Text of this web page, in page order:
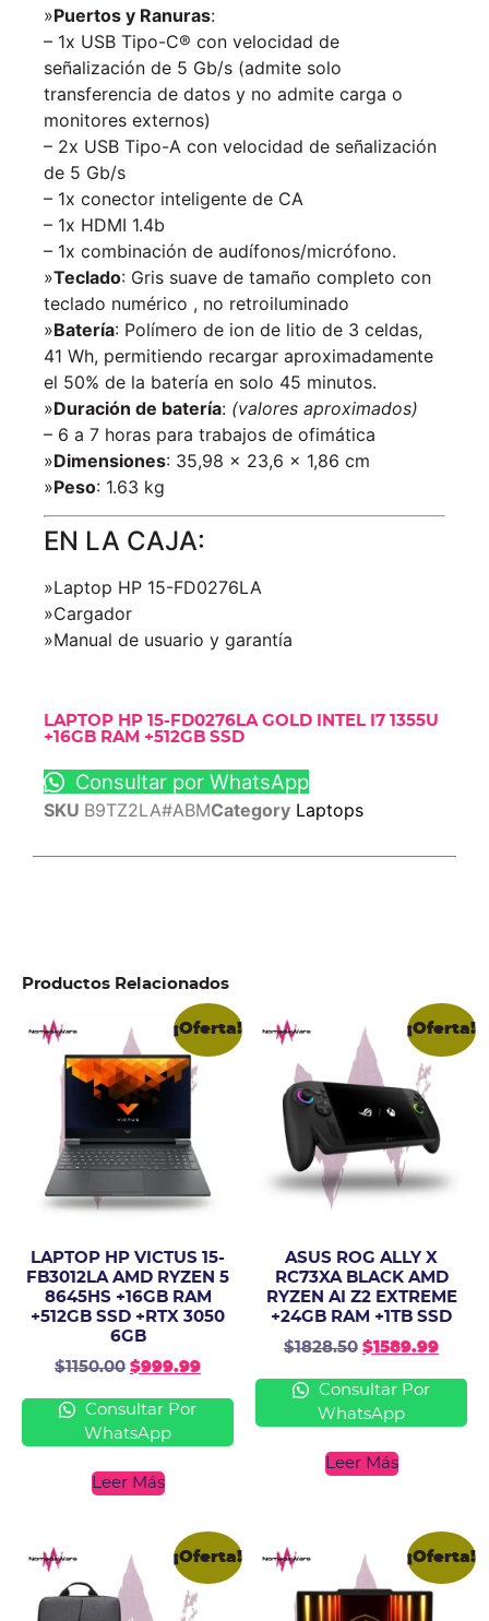
»Puertos y Ranuras:
– 1x USB Tipo-C® con velocidad de
señalización de 5 Gb/s (admite solo
transferencia de datos y no admite carga o
monitores externos)
– 2x USB Tipo-A con velocidad de señalización
de 5 Gb/s
– 1x conector inteligente de CA
– 1x HDMI 1.4b
– 1x combinación de audífonos/micrófono.
»Teclado: Gris suave de tamaño completo con
teclado numérico , no retroiluminado
»Batería: Polímero de ion de litio de 3 celdas,
41 Wh, permitiendo recargar aproximadamente
el 50% de la batería en solo 45 minutos.
»Duración de batería: (valores aproximados)
– 6 a 7 horas para trabajos de ofimática
»Dimensiones: 35,98 x 23,6 x 1,86 cm
»Peso: 1.63 kg
EN LA CAJA:
»Laptop HP 15-FD0276LA
»Cargador
»Manual de usuario y garantía
LAPTOP HP 15-FD0276LA GOLD INTEL I7 1355U
+16GB RAM +512GB SSD
Consultar por WhatsApp
SKU B9TZ2LA#ABMCategory Laptops
Productos Relacionados
¡Oferta!
LAPTOP HP VICTUS 15-
FB3012LA AMD RYZEN 5
8645HS +16GB RAM
+512GB SSD +RTX 3050
6GB
$1150.00 $999.99
Consultar Por
WhatsApp
Leer Más
¡Oferta!
ASUS ROG ALLY X
RC73XA BLACK AMD
RYZEN AI Z2 EXTREME
+24GB RAM +1TB SSD
$1828.50 $1589.99
Consultar Por
WhatsApp
Leer Más
¡Oferta! ¡Oferta!